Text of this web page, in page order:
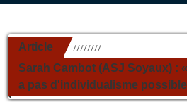
Article //////////
Sarah Cambot (ASJ Soyaux) :
a pas d'individualisme